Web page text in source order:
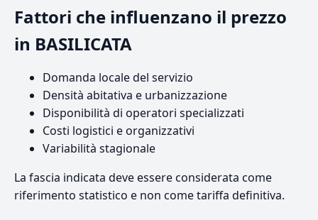
Fattori che influenzano il prezzo
in BASILICATA
Domanda locale del servizio
Densità abitativa e urbanizzazione
Disponibilità di operatori specializzati
Costi logistici e organizzativi
Variabilità stagionale
La fascia indicata deve essere considerata come
riferimento statistico e non come tariffa definitiva.